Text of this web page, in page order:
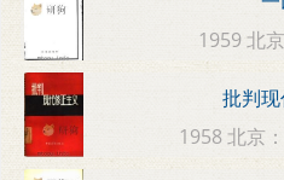
1959 北
批判
1958 北京